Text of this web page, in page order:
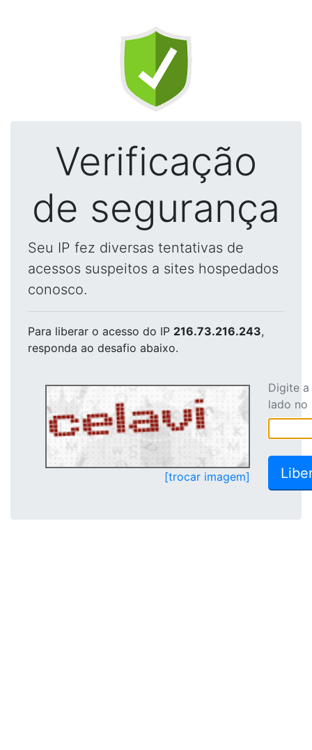
Verificação
de segurança
Seu IP fez diversas tentativas de
acessos suspeitos a sites hospedados
conosco.
Para liberar o acesso do IP 216.73.216.243,
responda ao desafio abaixo.
[trocar imagem]
Digite
lado no